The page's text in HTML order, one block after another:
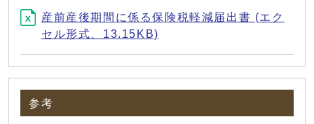
産前産後期間に係る保険税軽減届出書 (エク
セル形式、13.15KB)
参考